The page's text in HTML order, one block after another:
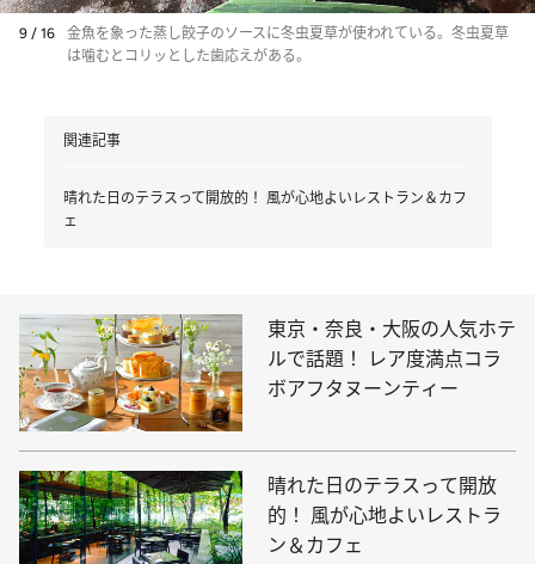
9 / 16
金魚を象った蒸し餃子のソースに冬虫夏草が使われている。冬虫夏草
は噛むとコリッとした歯応えがある。
関連記事
晴れた日のテラスって開放的！ 風が心地よいレストラン＆カフ
ェ
東京・奈良・大阪の人気ホテ
ルで話題！ レア度満点コラ
ボアフタヌーンティー
晴れた日のテラスって開放
的！ 風が心地よいレストラ
ン＆カフェ